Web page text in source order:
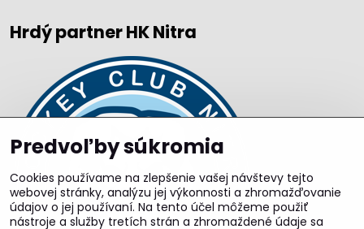
Hrdý partner HK Nitra
Predvoľby súkromia
Cookies používame na zlepšenie vašej návštevy tejto
webovej stránky, analýzu jej výkonnosti a zhromažďovanie
údajov o jej používaní. Na tento účel môžeme použiť
nástroje a služby tretích strán a zhromaždené údaje sa